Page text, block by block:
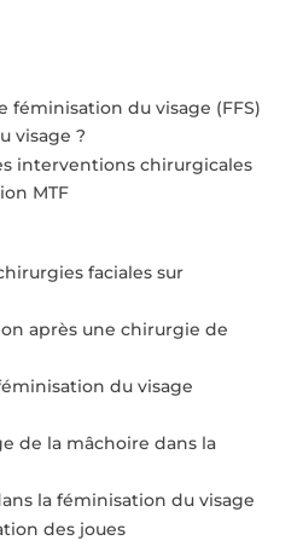
du visage (FFS)
visage ?
interventions chirurgicales
MTF
faciales sur
après une chirurgie de
du visage
de la mâchoire dans la
la féminisation du visage
des joues